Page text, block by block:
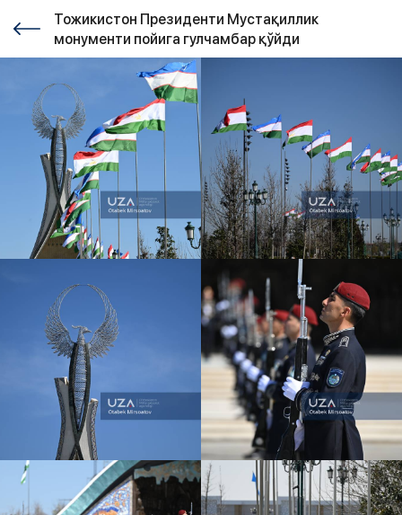
Тожикистон Президенти Мустақиллик
монументи пойига гулчамбар қўйди